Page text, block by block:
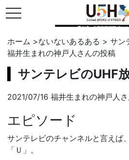
toggle navigation
県公式・兵庫五国連邦プロジ
ホーム >ないないあるある > サン
福井生まれの神戸人 さんの投稿
サンテレビのUHF
2021/07/16 福井生まれの神戸人
エピソード
サンテレビのチャンネルと言えば
「Ｕ」。